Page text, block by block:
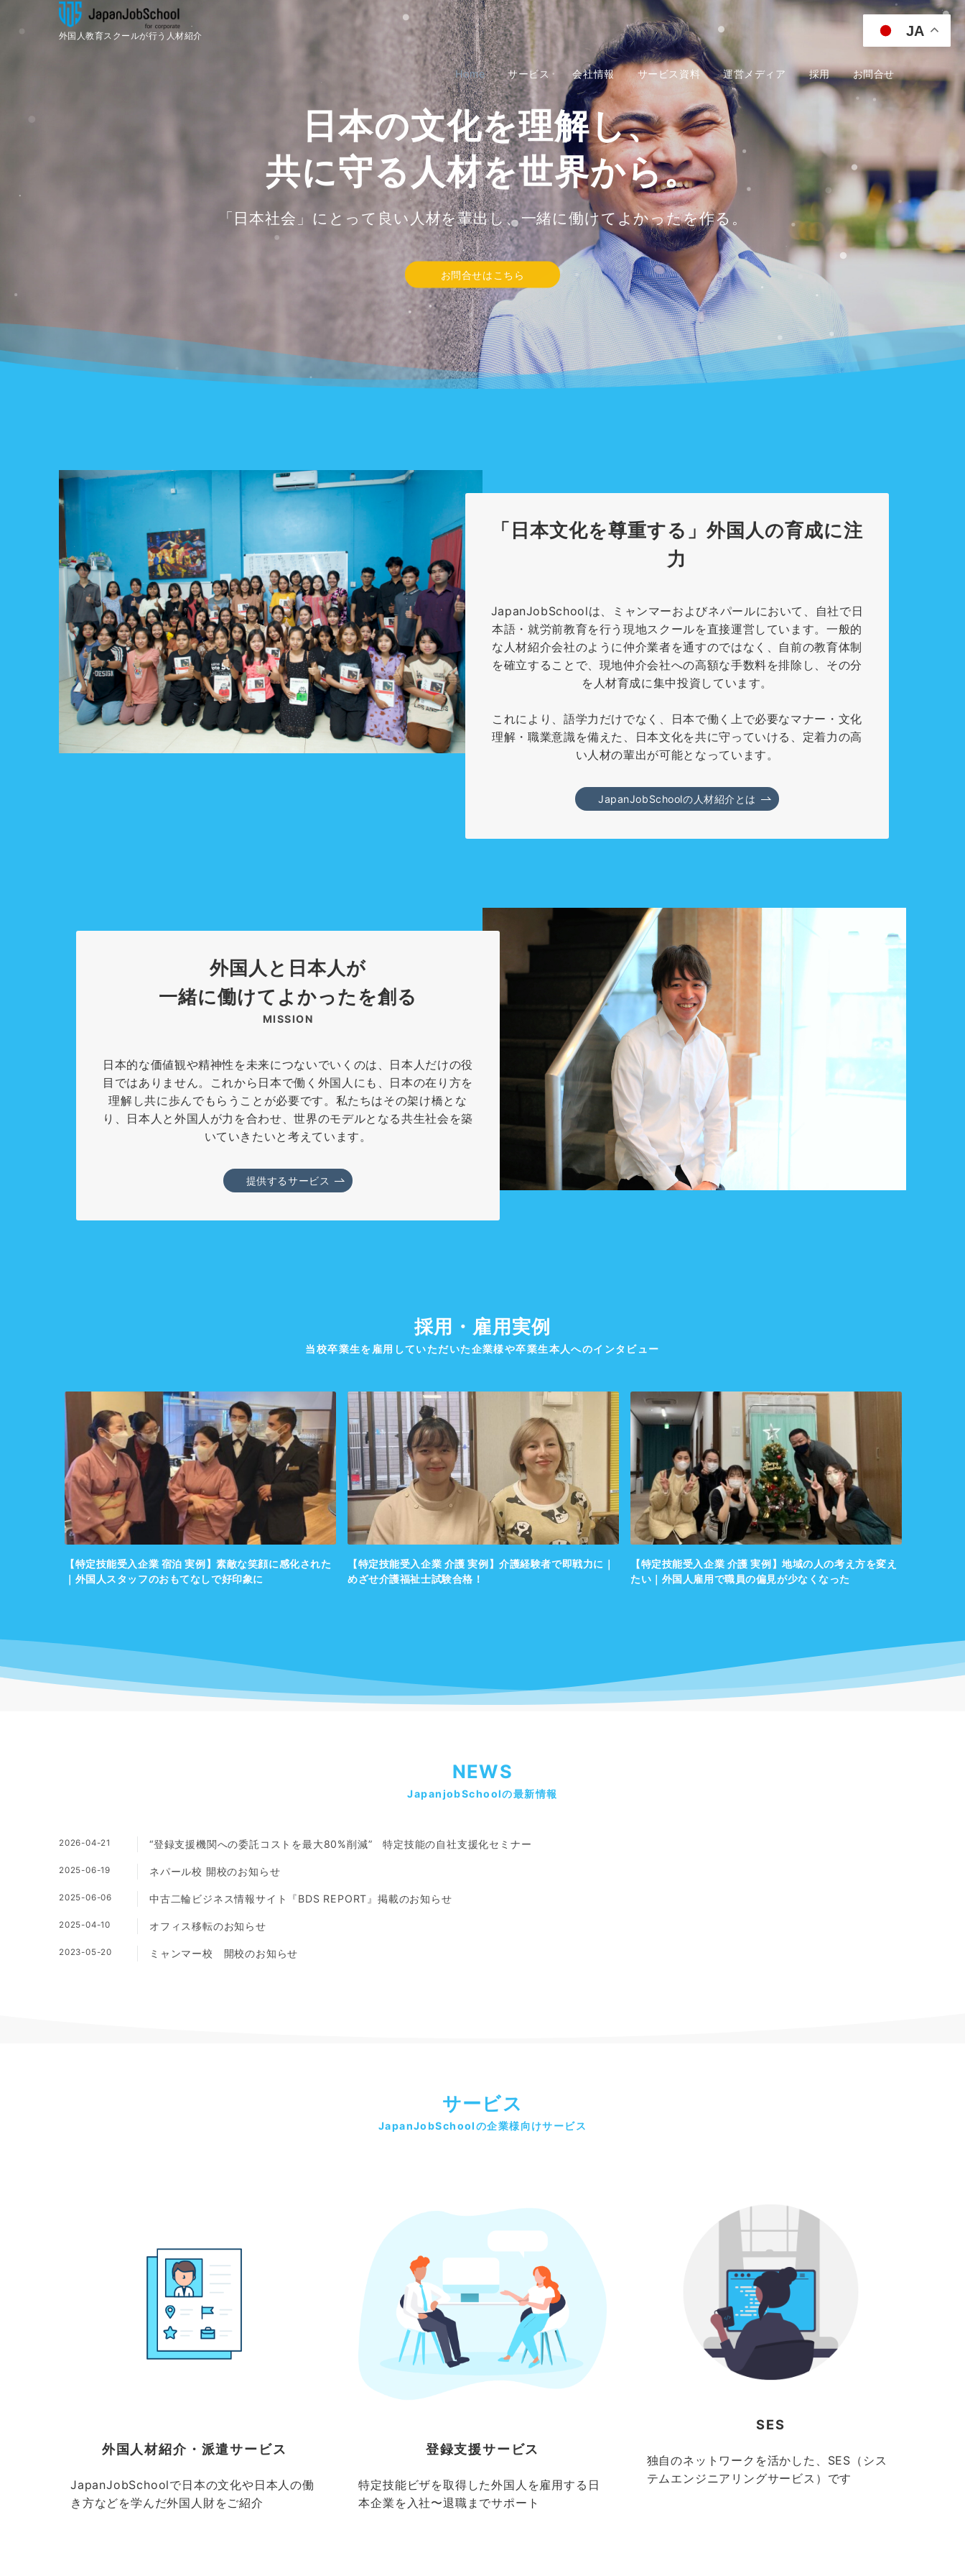
外国人教育スクールが行う人材紹介
Home サービス 会社情報 サービス資料 運営メディア 採用 お問合せ
日本の文化を理解し、
共に守る人材を世界から。
「日本社会」にとって良い人材を輩出し、一緒に働けてよかったを作る。
お問合せはこちら
「日本文化を尊重する」外国人の育成に注
力
JapanJobSchoolは、ミャンマーおよびネパールにおいて、自社で日
本語・就労前教育を行う現地スクールを直接運営しています。一般的
な人材紹介会社のように仲介業者を通すのではなく、自前の教育体制
を確立することで、現地仲介会社への高額な手数料を排除し、その分
を人材育成に集中投資しています。
これにより、語学力だけでなく、日本で働く上で必要なマナー・文化
理解・職業意識を備えた、日本文化を共に守っていける、定着力の高
い人材の輩出が可能となっています。
JapanJobSchoolの人材紹介とは
外国人と日本人が
一緒に働けてよかったを創る
MISSION
日本的な価値観や精神性を未来につないでいくのは、日本人だけの役
目ではありません。これから日本で働く外国人にも、日本の在り方を
理解し共に歩んでもらうことが必要です。私たちはその架け橋とな
り、日本人と外国人が力を合わせ、世界のモデルとなる共生社会を築
いていきたいと考えています。
提供するサービス
採用・雇用実例
当校卒業生を雇用していただいた企業様や卒業生本人へのインタビュー
【特定技能受入企業 宿泊 実例】素敵な笑顔に感化された
｜外国人スタッフのおもてなしで好印象に
【特定技能受入企業 介護 実例】介護経験者で即戦力に｜
めざせ介護福祉士試験合格！
【特定技能受入企業 介護 実例】地域の人の考え方を変え
たい｜外国人雇用で職員の偏見が少なくなった
NEWS
JapanjobSchoolの最新情報
2026-04-21 “登録支援機関への委託コストを最大80%削減” 特定技能の自社支援化セミナー
2025-06-19 ネパール校 開校のお知らせ
2025-06-06 中古二輪ビジネス情報サイト『BDS REPORT』掲載のお知らせ
2025-04-10 オフィス移転のお知らせ
2023-05-20 ミャンマー校 開校のお知らせ
サービス
JapanJobSchoolの企業様向けサービス
外国人材紹介・派遣サービス
JapanJobSchoolで日本の文化や日本人の働
き方などを学んだ外国人財をご紹介
登録支援サービス
特定技能ビザを取得した外国人を雇用する日
本企業を入社〜退職までサポート
SES
独自のネットワークを活かした、SES（シス
テムエンジニアリングサービス）です
JA